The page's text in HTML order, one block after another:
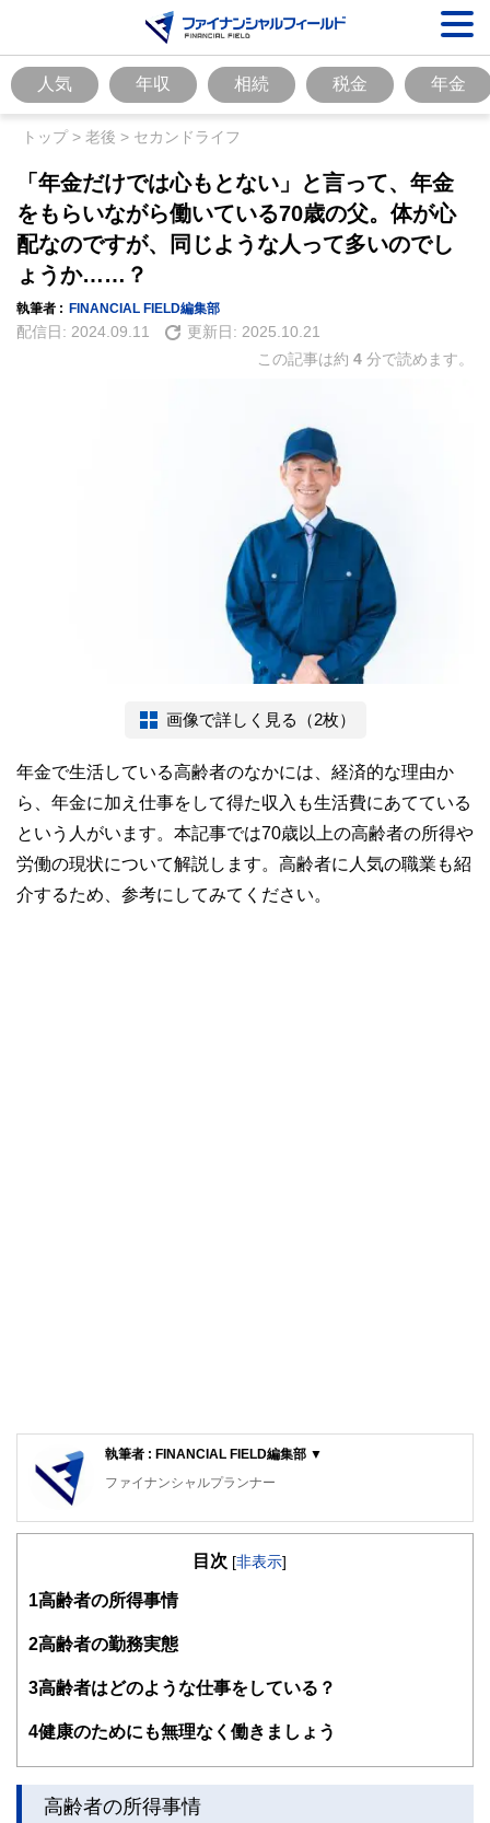
人気 年収 相続 税金 年金
トップ> 老後 > セカンドライフ
「年金だけでは心もとない」と言って、年金
をもらいながら働いている70歳の父。体が心
配なのですが、同じような人って多いのでし
ょうか……？
執筆者 : FINANCIAL FIELD編集部
配信日: 2024.09.11 更新日: 2025.10.21
この記事は約 4 分で読めます。
画像で詳しく見る（2枚）
年金で生活している高齢者のなかには、経済的な理由か
ら、年金に加え仕事をして得た収入も生活費にあてている
という人がいます。本記事では70歳以上の高齢者の所得や
労働の現状について解説します。高齢者に人気の職業も紹
介するため、参考にしてみてください。
執筆者 : FINANCIAL FIELD編集部 ▼
ファイナンシャルプランナー
FinancialField編集部は、金融、経済に関する記事を、日々
知識がない方でも理解できるようわかりやすく発信していま
得者を中心に「お金や暮らし」に関する書籍・雑誌の編集経
験者で構成され、企画立案から記事掲載まですべての工程に
護士、税理士、宅地建物取引士、相続診断士、住宅ローンア
かしく感じられる年金や税金、相続、保険、ローンなどの話
目次 [非表示]
1 高齢者の所得事情
2高齢者の勤務実態
3高齢者はどのような仕事をしている？
4健康のためにも無理なく働きましょう
高齢者の所得事情